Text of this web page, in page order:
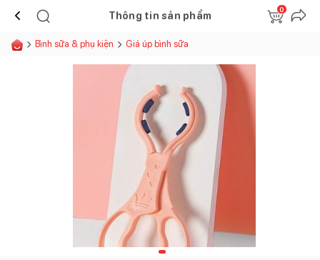
Thông tin sản phẩm
0
Bình sữa & phụ kiện Giá úp bình sữa